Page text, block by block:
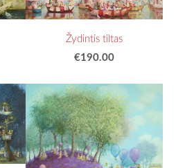
Žydintis tiltas
€190.00